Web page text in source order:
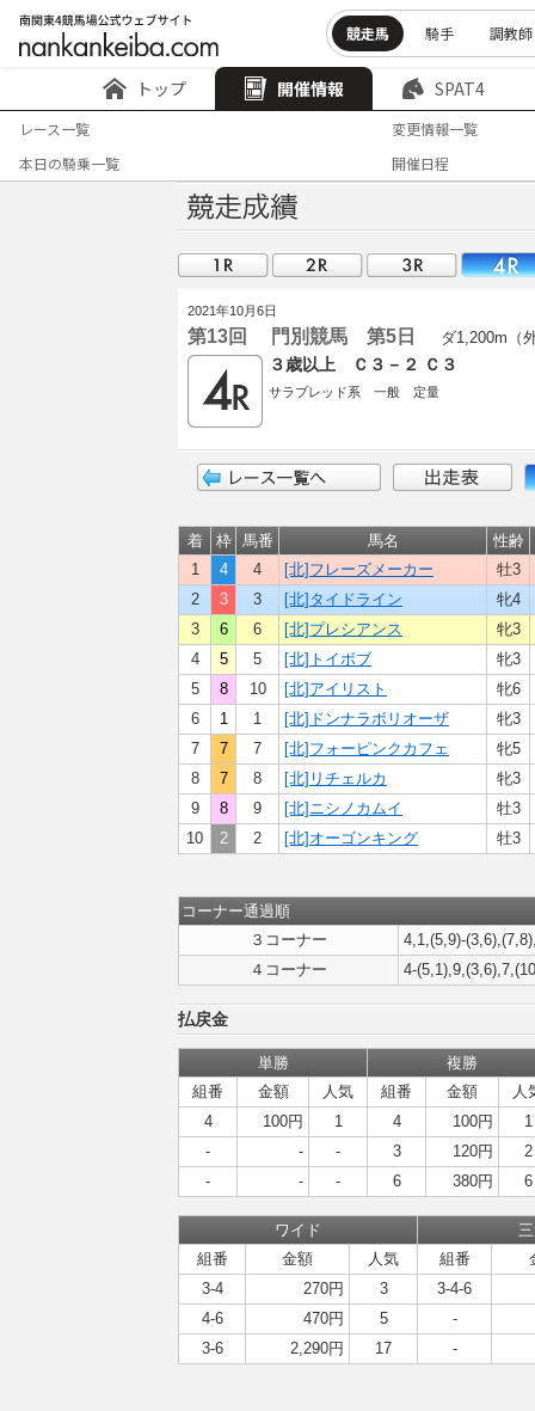
競走馬 騎手 調教師
トップ 開催情報 SPAT4
レース一覧
変更情報一覧
本日の騎乗一覧
開催日程
2021年10月6日
第13回 門別競馬 第5日 ダ1,200m（
３歳以上 Ｃ３－２ Ｃ３
サラブレッド系 一般 定量
着 枠 馬番 馬名
性齢
1
4 4 [北]フレーズメーカー
牡3
2
3 3 [北]タイドライン
牝4
3
6 6 [北]プレシアンス
牝3
4
5 5 [北]トイボブ
牝3
5
8 10 [北]アイリスト
牝6
6
1 1 [北]ドンナラボリオーザ
牝3
7
7 7 [北]フォーピンクカフェ
牝5
8
7 8 [北]リチェルカ
牝3
9
8 9 [北]ニシノカムイ
牡3
10
2 2 [北]オーゴンキング 牡3
コーナー通過順
３コーナー
4,1,(5,9)-
４コーナー
4-
払戻金
単勝
複勝
組番
金額 人気 組番 金額
人
4
100円 1 4 100円
1
-
- - 3 120円
2
-
- - 6 380円 6
ワイド
組番
金額 人気 組番
3-4
270円 3
3-4-6
4-6
470円 5
-
3-6
2,290円 17 -